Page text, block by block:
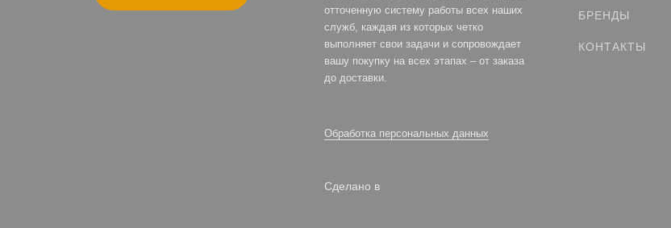
отточенную систему работы всех наших
служб, каждая из которых четко
выполняет свои задачи и сопровождает
вашу покупку на всех этапах – от заказа
до доставки.
Обработка персональных данных
Сделано в
БРЕНДЫ
КОНТАКТЫ